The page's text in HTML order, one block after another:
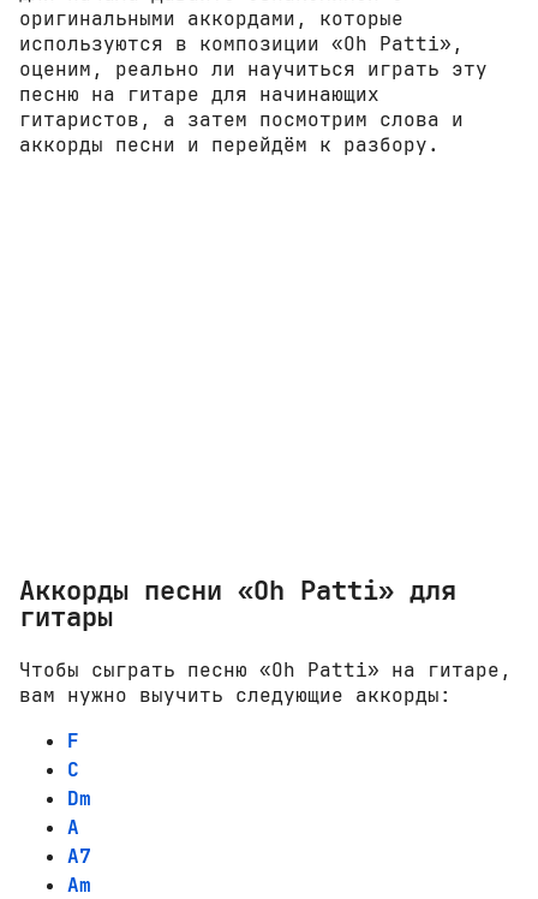
оригинальными аккордами, которые
используются в композиции «Oh Patti»,
оценим, реально ли научиться играть эту
песню на гитаре для начинающих
гитаристов, а затем посмотрим слова и
аккорды песни и перейдём к разбору.
Аккорды песни «Oh Patti» для
гитары
Чтобы сыграть песню «Oh Patti» на гитаре,
вам нужно выучить следующие аккорды:
F
C
Dm
A
A7
Am